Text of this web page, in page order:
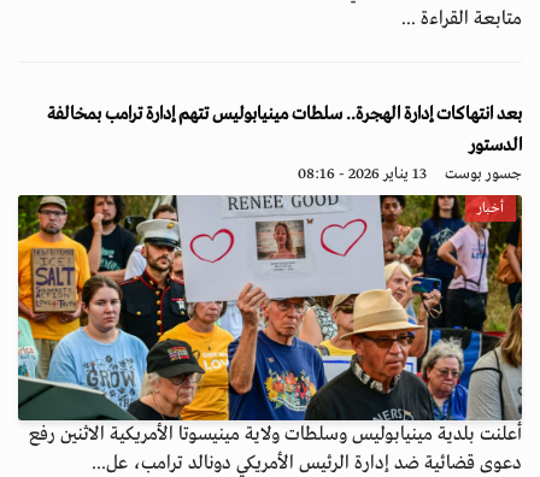
متابعة القراءة ...
بعد انتهاكات إدارة الهجرة.. سلطات مينيابوليس تتهم إدارة ترامب بمخالفة
الدستور
جسور بوست 13 يناير 2026 - 08:16
أخبار
أعلنت بلدية مينيابوليس وسلطات ولاية مينيسوتا الأمريكية الاثنين رفع
دعوى قضائية ضد إدارة الرئيس الأمريكي دونالد ترامب، عل...